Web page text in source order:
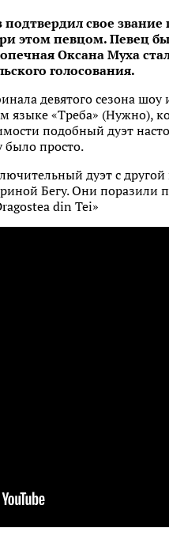
свое
этом певцом. Певец
Оксана Муха
голосования.
девятого сезона шоу
языке «Треба» (Нужно),
подобный дуэт
было просто.
дуэт с
Бегу. Они поразили
din Tei»